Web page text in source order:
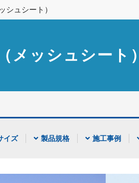
シュシート）
メッシュシート）
イズ 製品規格 施工事例